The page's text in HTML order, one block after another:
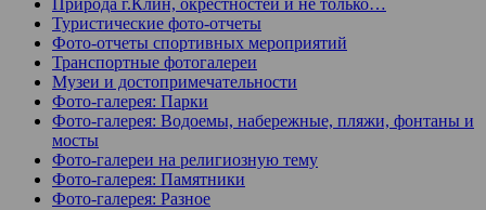
Природа г.Клин, окрестностей и не только…
Туристические фото-отчеты
Фото-отчеты спортивных мероприятий
Транспортные фотогалереи
Музеи и достопримечательности
Фото-галерея: Парки
Фото-галерея: Водоемы, набережные, пляжи, фонтаны и
мосты
Фото-галереи на религиозную тему
Фото-галерея: Памятники
Фото-галерея: Разное